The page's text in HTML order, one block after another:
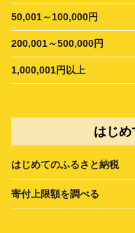
50,001～100,000円
200,001～500,000円
1,000,001円以上
はじめ
はじめてのふるさと納税
寄付上限額を調べる